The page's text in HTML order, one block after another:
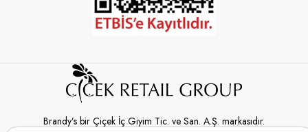
Brandy’s bir Çiçek İç Giyim Tic. ve San. A.Ş. markasıdır.